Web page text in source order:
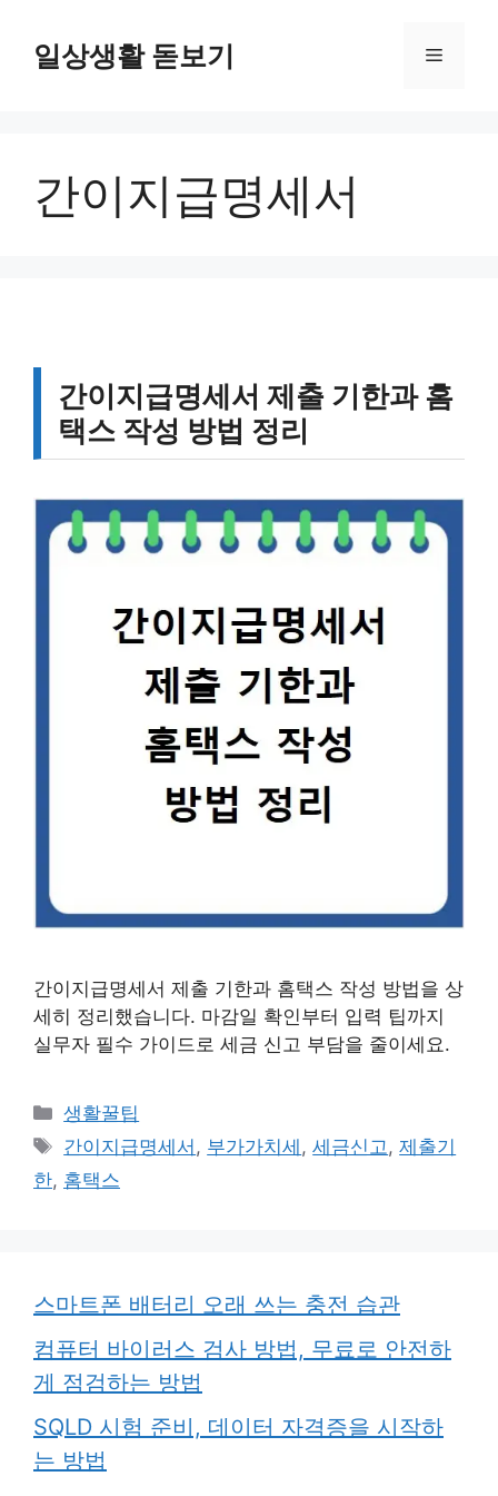
일상생활 돋보기 메
간이지급명세서
간이지급명세서 제출 기한과 홈
택스 작성 방법 정리
간이지급명세서 제출 기한과 홈택스 작성 방법을 상
세히 정리했습니다. 마감일 확인부터 입력 팁까지
실무자 필수 가이드로 세금 신고 부담을 줄이세요.
카
테
리
생활꿀팁
태
그
간이지급명세서 , 부가가치세 ,세금신고,제출기
한, 홈택스
스마트폰 배터리 오래 쓰는 충전 습관
컴퓨터 바이러스 검사 방법, 무료로 안전하
게 점검하는 방법
SQLD 시험 준비, 데이터 자격증을 시작하
는 방법